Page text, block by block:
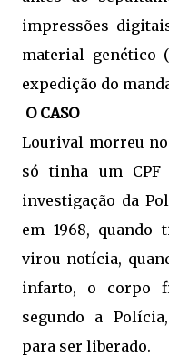
impressões
material genético
expedição do
O CASO
Lourival morreu no
só tinha um CPF
investigação da
em 1968, quando
virou notícia,
infarto, o corpo
segundo a
para ser liberado.